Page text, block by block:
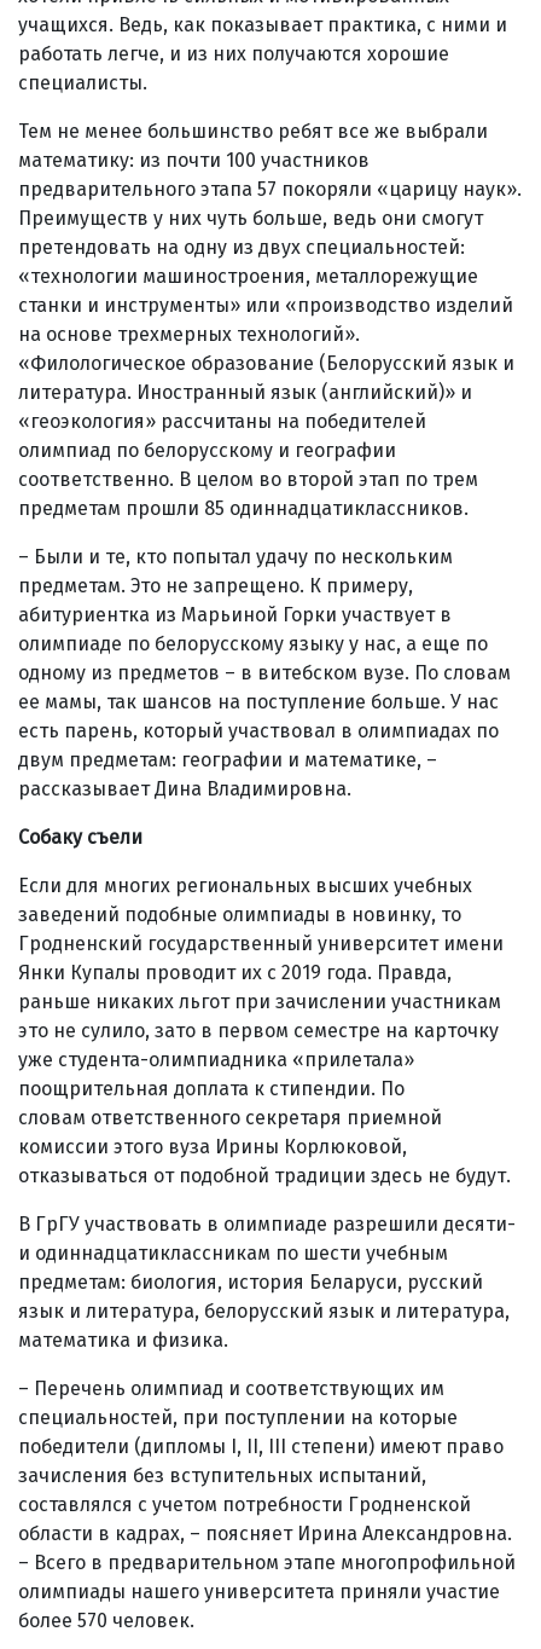
учащихся. Ведь, как показывает практика, с ними и
работать легче, и из них получаются хорошие
специалисты.
Тем не менее большинство ребят все же выбрали
математику: из почти 100 участников
предварительного этапа 57 покоряли «царицу наук».
Преимуществ у них чуть больше, ведь они смогут
претендовать на одну из двух специальностей:
«технологии машиностроения, металлорежущие
станки и инструменты» или «производство изделий
на основе трехмерных технологий».
«Филологическое образование (Белорусский язык и
литература. Иностранный язык (английский)» и
«геоэкология» рассчитаны на победителей
олимпиад по белорусскому и географии
соответственно. В целом во второй этап по трем
предметам прошли 85 одиннадцатиклассников.
– Были и те, кто попытал удачу по нескольким
предметам. Это не запрещено. К примеру,
абитуриентка из Марьиной Горки участвует в
олимпиаде по белорусскому языку у нас, а еще по
одному из предметов – в витебском вузе. По словам
ее мамы, так шансов на поступление больше. У нас
есть парень, который участвовал в олимпиадах по
двум предметам: географии и математике, –
рассказывает Дина Владимировна.
Собаку съели
Если для многих региональных высших учебных
заведений подобные олимпиады в новинку, то
Гродненский государственный университет имени
Янки Купалы проводит их с 2019 года. Правда,
раньше никаких льгот при зачислении участникам
это не сулило, зато в первом семестре на карточку
уже студента-олимпиадника «прилетала»
поощрительная доплата к стипендии. По
словам ответственного секретаря приемной
комиссии этого вуза Ирины Корлюковой,
отказываться от подобной традиции здесь не будут.
В ГрГУ участвовать в олимпиаде разрешили десяти-
и одиннадцатиклассникам по шести учебным
предметам: биология, история Беларуси, русский
язык и литература, белорусский язык и литература,
математика и физика.
– Перечень олимпиад и соответствующих им
специальностей, при поступлении на которые
победители (дипломы I, II, III степени) имеют право
зачисления без вступительных испытаний,
составлялся с учетом потребности Гродненской
области в кадрах, – поясняет Ирина Александровна.
– Всего в предварительном этапе многопрофильной
олимпиады нашего университета приняли участие
более 570 человек.